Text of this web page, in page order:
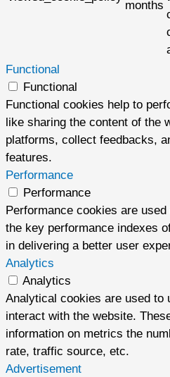
months
Functional
Functional
Functional cookies help to
like sharing the content of the
platforms, collect feedbacks,
features.
Performance
Performance
Performance cookies are
the key performance indexes
in delivering a better user
Analytics
Analytics
Analytical cookies are used to
interact with the website.
information on metrics the
rate, traffic source, etc.
Advertisement